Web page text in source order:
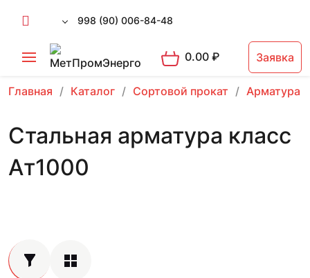
998 (90) 006-84-48
0.00₽ Заявка
Главная Каталог Сортовой прокат Арматура
Стальная арматура класс
Ат1000